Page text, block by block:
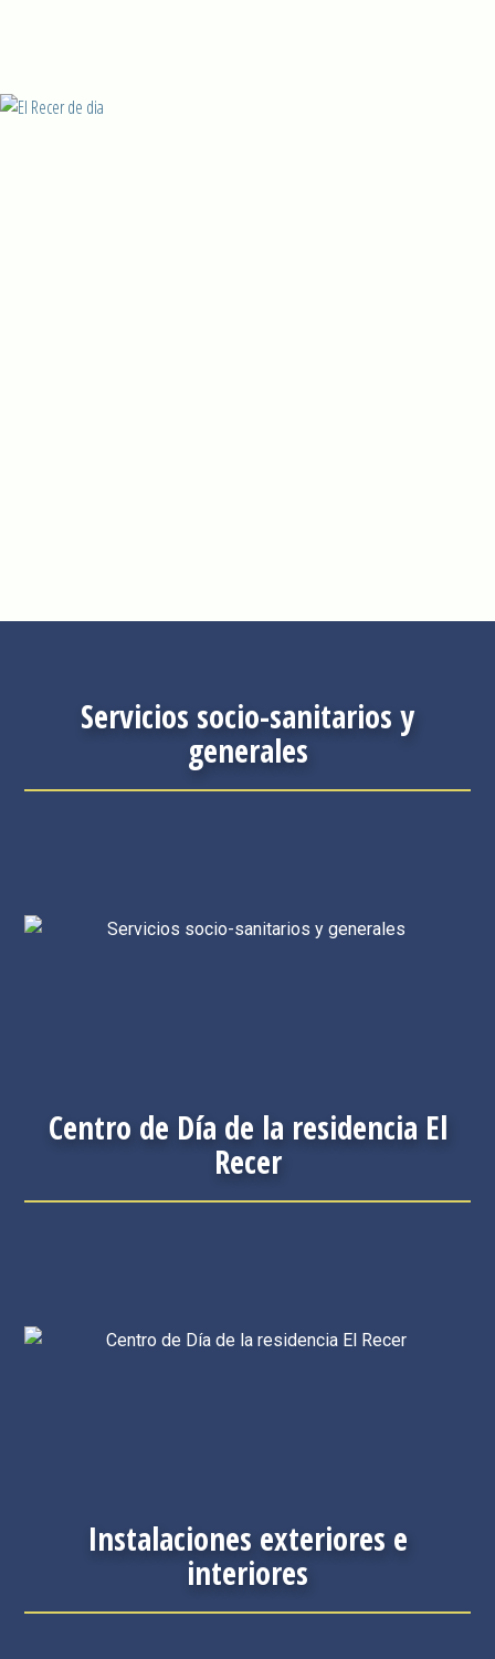
Servicios socio-sanitarios y
generales
Centro de Día de la residencia El
Recer
Instalaciones exteriores e
interiores